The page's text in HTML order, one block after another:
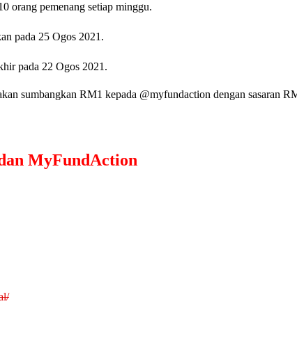
orang pemenang setiap minggu.
pada 25 Ogos 2021.
pada 22 Ogos 2021.
sumbangkan RM1 kepada @myfundaction dengan sasaran
MyFundAction